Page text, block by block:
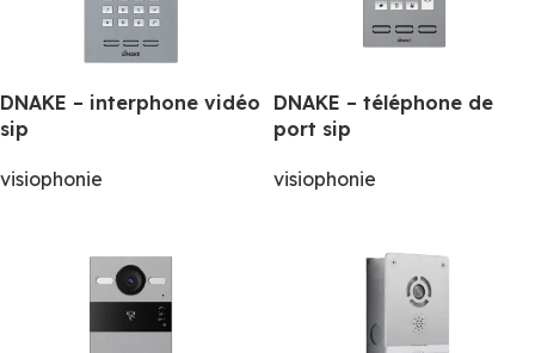
DNAKE – interphone vidéo
sip
visiophonie
DNAKE – téléphone de
port sip
visiophonie